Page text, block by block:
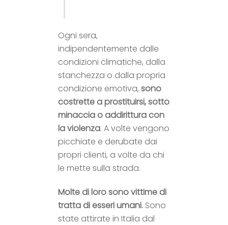
Ogni sera,
indipendentemente dalle
condizioni climatiche, dalla
stanchezza o dalla propria
condizione emotiva,sono
costrette a prostituirsi, sotto
minaccia o addirittura con
la violenza. A volte vengono
picchiate e derubate dai
propri clienti, a volte da chi
le mette sulla strada.
Molte di lorosono vittime di
tratta di esseri umani. Sono
state attirate in Italia dal